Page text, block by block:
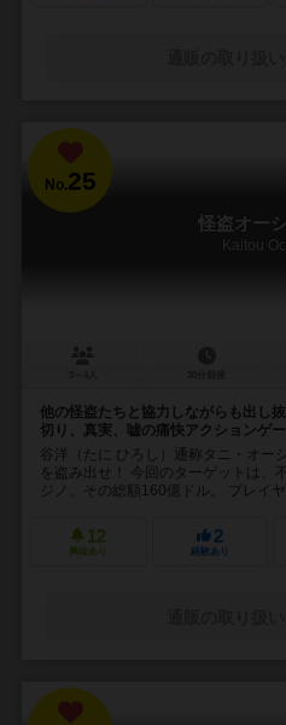
No.25
怪盗オー
Kaitou
他の怪盗たちと協力しながらも出し
切り、真実、嘘の痛快アクションゲー
谷洋（たに ひろし）通称タニ・オー
を盗み出せ！ 今回のターゲットは、
ジノ。その総額160億ドル。 プレイ
12
興味あり
2
経験あり